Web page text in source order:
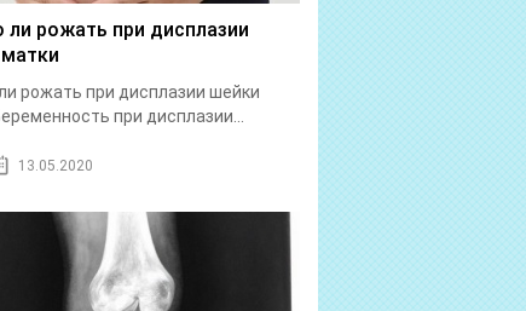
рожать при дисплазии
рожать при дисплазии шейки
при дисплазии...
13.05.2020